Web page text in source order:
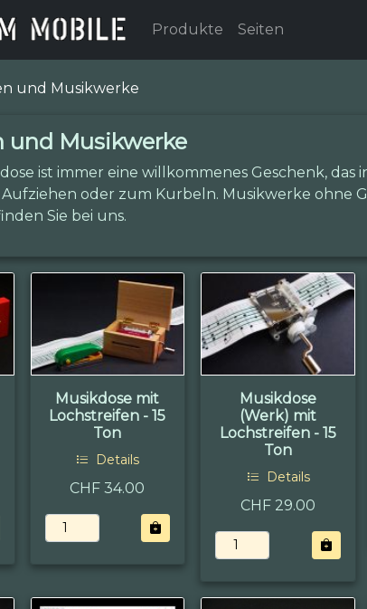
Produkte Seiten
und Musikwerke
und Musikwerke
ist immer eine willkommenes Geschenk,
oder zum Kurbeln. Musikwerke ohne
Sie bei uns.
Musikdose mit
Lochstreifen - 15
Ton
Details
CHF 34.00
Musikdose
(Werk) mit
Lochstreifen - 15
Ton
Details
CHF 29.00